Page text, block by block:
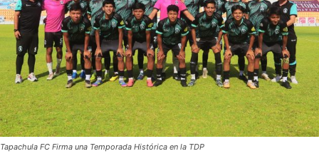
Tapachula FC Firma una Temporada Histórica en la TDP